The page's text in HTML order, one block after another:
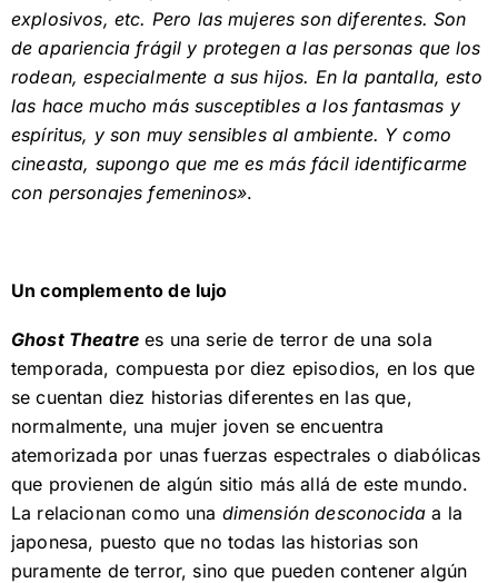
explosivos, etc. Pero las mujeres son diferentes. Son
de apariencia frágil y protegen a las personas que los
rodean, especialmente a sus hijos. En la pantalla, esto
las hace mucho más susceptibles a los fantasmas y
espíritus, y son muy sensibles al ambiente. Y como
cineasta, supongo que me es más fácil identificarme
con personajes femeninos».
Un complemento de lujo
Ghost Theatre es una serie de terror de una sola
temporada, compuesta por diez episodios, en los que
se cuentan diez historias diferentes en las que,
normalmente, una mujer joven se encuentra
atemorizada por unas fuerzas espectrales o diabólicas
que provienen de algún sitio más allá de este mundo.
La relacionan como una dimensión desconocida a la
japonesa, puesto que no todas las historias son
puramente de terror, sino que pueden contener algún